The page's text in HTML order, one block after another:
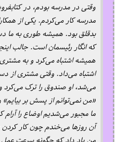
وقتی در مدرسه بودم، در
مدرسه کار می‌کردم. یکی از
بدقلق بود. همیشه طوری به ما
که انگار رئیسمان است. جالب
همیشه اشتباه می‌کرد و به
اشتباه می‌داد. وقتی مشتری از
می‌شد، او صندوق را ترک
«من نمی‌توانم از پسش بر بیایم»
ما مجبور می‌شدیم اوضاع را آرام
آن روزها می‌خندم چون کار کردن